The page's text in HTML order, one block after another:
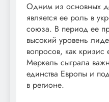
Одним из основных
является ее роль в
союза. В период ее
высокий уровень
вопросов, как
Меркель сыграла
единства Европы и
в регионе.